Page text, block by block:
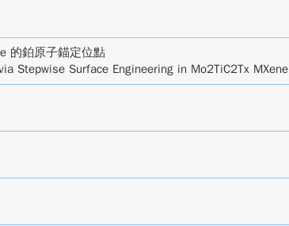
的鉑原子錨定位點
Stepwise Surface Engineering in Mo2TiC2Tx MXene